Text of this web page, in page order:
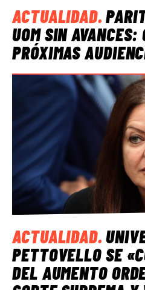
ACTUALIDAD.
UOM SIN AVANCES:
PRÓXIMAS
ACTUALIDAD.
PETTOVELLO SE
DEL AUMENTO